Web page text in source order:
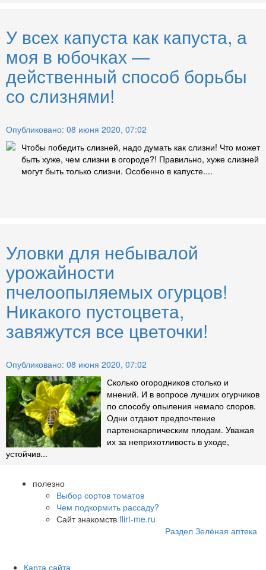
У всех капуста как капуста, а
моя в юбочках —
действенный способ борьбы
со слизнями!
Опубликовано: 08 июня 2020, 07:02
Чтобы победить слизней, надо думать как слизни! Что может
быть хуже, чем слизни в огороде?! Правильно, хуже слизней
могут быть только слизни. Особенно в капусте....
Уловки для небывалой
урожайности
пчелоопыляемых огурцов!
Никакого пустоцвета,
завяжутся все цветочки!
Опубликовано: 08 июня 2020, 07:02
Сколько огородников столько и
мнений. И в вопросе лучших огурчиков
по способу опыления немало споров.
Одни отдают предпочтение
партенокарпическим плодам. Уважая
их за неприхотливость в уходе,
устойчив...
полезно
Выбор сортов томатов
Чем подкормить рассаду?
Сайт знакомств flirt-me.ru
Раздел Зелёная аптека
Карта сайта